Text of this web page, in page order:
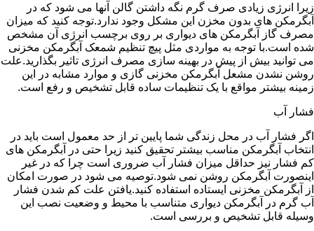
زیرا انرژی زیادی صرف گرم نگه داشتن گالن آنها می شود که در
آبگرمکن های بدون مخزن این مشکل وجود ندارد.توجه کنید که میزان
مصرف گاز آبگرمکن های دیواری بر روی برچسب انرژی آن مشخص
شده است.با توجه به مواردی مثل پیچ تنظیم شمعک آبگرمکن مخزنی
می توانید بیش از پیش در بهینه سازی مصرف انرژی تاثیر بگذارید.علت
روشن نشدن مشعل آبگرمکن مخزنی گازی و موارد مشابه در این
زمینه بیشتر مواقع با یک تنظیمات ساده قابل تشخیص و رفع است.
فشار آب
اگر فشار آب در محل زندگی شما پایین تر از حد معمول است باید در
انتخاب آبگرمکن مناسب بیشتر تحقیق کنید زیرا حتی در آبگرمکن های
کم فشار نیز حداقل میزان فشار آب ضروری است چرا که در غیر
اینصورت آبگرمکن روشن نمی شود.توصیه می شود در صورت امکان
از آبگرمکن مخزنی ایستاده استفاده کنید.یافتن علت کم شدن فشار
آب گرم در آبگرمکن دیواری متناسب با محیط و وضعیت نصب این
وسیله قابل تشخیص و بررسی است.